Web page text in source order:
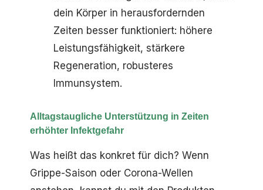
dein Körper in herausfordernden
Zeiten besser funktioniert: höhere
Leistungsfähigkeit, stärkere
Regeneration, robusteres
Immunsystem.
Alltagstaugliche Unterstützung in Zeiten
erhöhter Infektgefahr
Was heißt das konkret für dich? Wenn
Grippe-Saison oder Corona-Wellen